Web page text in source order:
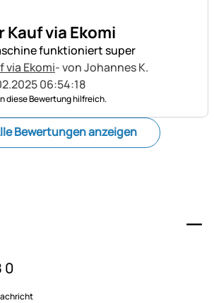
via Ekomi
funktioniert super
via Ekomi- von Johannes K.
06:54:18
diese Bewertung hilfreich.
Bewertungen anzeigen
0